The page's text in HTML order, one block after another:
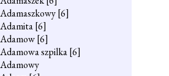
Adamaszkowy[6]
Adamita[6]
Adamow[6]
Adamowa szpilka[6]
Adamowy